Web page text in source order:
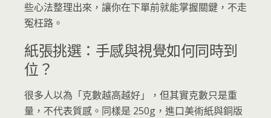
些心法整理出來，讓你在下單前就能掌握關鍵，不走
冤枉路。
紙張挑選：手感與視覺如何同時到
位？
很多人以為「克數越高越好」，但其實克數只是重
量，不代表質感。同樣是 250g，進口美術紙與銅版